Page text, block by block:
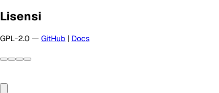
Lisensi
GPL-2.0 — GitHub | Docs